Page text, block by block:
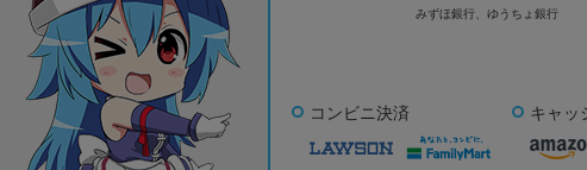
みずほ銀行、 ゆうちょ銀行
コンビニ決済 キャッ